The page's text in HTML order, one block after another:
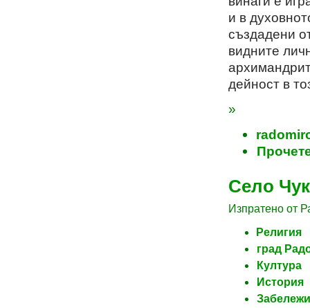
и в
създадени
видните
дейност в
»
Село
Изпратено от
Религия
град
Култура
История